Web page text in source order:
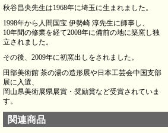
秋谷昌央先生は1968年に埼玉に生まれました。
1998年から人間国宝 伊勢崎 淳先生に師事し、
10年間の修業を経て2008年に備前の地に築窯し独
立されました。
その後、2009年に初窯出しをされました。
田部美術館 茶の湯の造形展や日本工芸会中国支部
展に入選、
岡山県美術展県展賞・奨励賞など受賞されていま
す。
関連商品